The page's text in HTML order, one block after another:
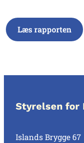
Læs rapporten
Styrelsen for
Islands Brygge 67